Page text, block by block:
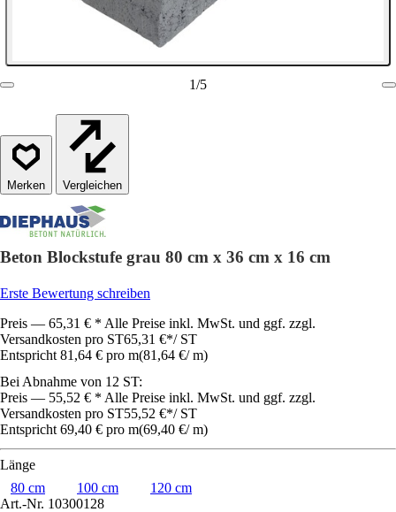
1/5
Vergleichen
Beton Blockstufe grau 80 cm x 36 cm x 16 cm
Erste Bewertung schreiben
Preis — 65,31 € * Alle Preise inkl. MwSt. und ggf. zzgl.
Versandkosten pro ST65,31 €*/ ST
Entspricht 81,64 € pro m(81,64 €/ m)
Bei Abnahme von 12 ST:
Preis — 55,52 € * Alle Preise inkl. MwSt. und ggf. zzgl.
Versandkosten pro ST55,52 €*/ ST
Entspricht 69,40 € pro m(69,40 €/ m)
Länge
80 cm
100 cm
120 cm
Art.-Nr. 10300128